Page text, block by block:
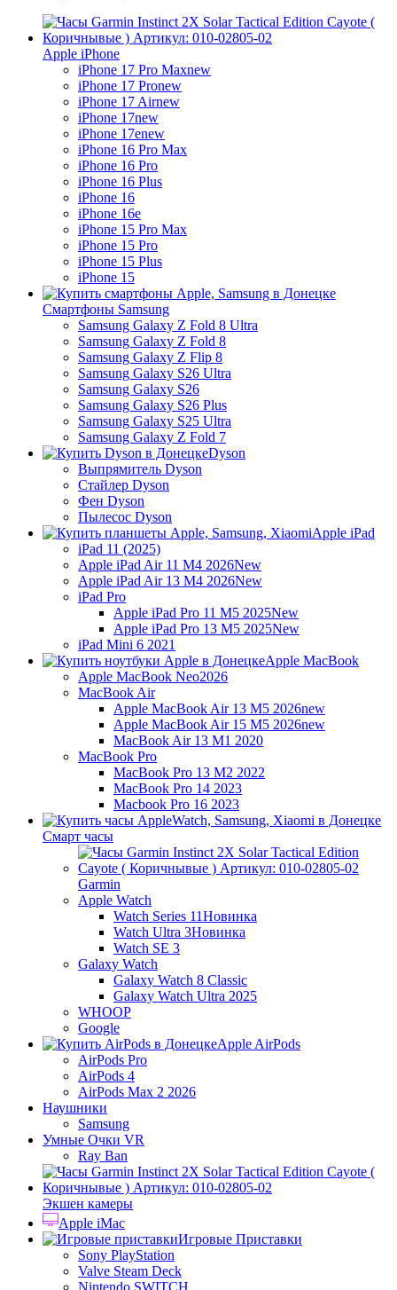
Apple iPhone
iPhone 17 Pro Maxnew
iPhone 17 Pronew
iPhone 17 Airnew
iPhone 17new
iPhone 17enew
iPhone 16 Pro Max
iPhone 16 Pro
iPhone 16 Plus
iPhone 16
iPhone 16e
iPhone 15 Pro Max
iPhone 15 Pro
iPhone 15 Plus
iPhone 15
Смартфоны Samsung
Samsung Galaxy Z Fold 8 Ultra
Samsung Galaxy Z Fold 8
Samsung Galaxy Z Flip 8
Samsung Galaxy S26 Ultra
Samsung Galaxy S26
Samsung Galaxy S26 Plus
Samsung Galaxy S25 Ultra
Samsung Galaxy Z Fold 7
Dyson
Выпрямитель Dyson
Стайлер Dyson
Фен Dyson
Пылесос Dyson
Apple iPad
iPad 11 (2025)
Apple iPad Air 11 M4 2026New
Apple iPad Air 13 M4 2026New
iPad Pro
Apple iPad Pro 11 M5 2025New
Apple iPad Pro 13 M5 2025New
iPad Mini 6 2021
Apple MacBook
Apple MacBook Neo2026
MacBook Air
Apple MacBook Air 13 M5 2026new
Apple MacBook Air 15 M5 2026new
MacBook Air 13 M1 2020
MacBook Pro
MacBook Pro 13 M2 2022
MacBook Pro 14 2023
Macbook Pro 16 2023
Смарт часы
Garmin
Apple Watch
Watch Series 11Новинка
Watch Ultra 3Новинка
Watch SE 3
Galaxy Watch
Galaxy Watch 8 Classic
Galaxy Watch Ultra 2025
WHOOP
Google
Apple AirPods
AirPods Pro
AirPods 4
AirPods Max 2 2026
Наушники
Samsung
Умные Очки VR
Ray Ban
Экшен камеры
Apple iMac
Игровые Приставки
Sony PlayStation
Valve Steam Deck
Nintendo SWITCH